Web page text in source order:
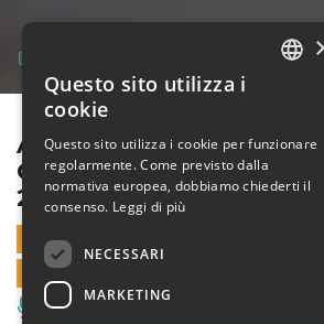
ANNABELLE
ANNABELLE
CHARRON –
27/03/2025 | YOU
27 MARZO 2026 - 20:00
VENDITE ONLINE TERMINATE
Musica, Eventi Live, Club
Questo sito utilizza i
cookie
Questo sito utilizza i cookie per funzionare
regolarmente. Come previsto dalla
normativa europea, dobbiamo chiederti il
consenso. Leggi di più
NECESSARI
MARKETING